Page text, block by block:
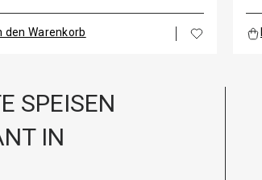
den Warenkorb
SPEISEN
IN